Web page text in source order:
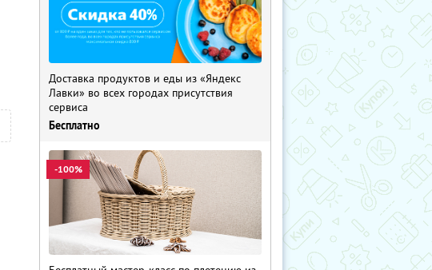
Доставка продуктов и еды из «Яндекс
Лавки» во всех городах присутствия
сервиса
Бесплатно
-100%